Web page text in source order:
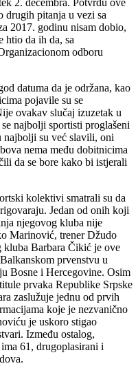
2. decembra. Potvrdu ove
drugih pitanja u vezi sa
2017. godinu nisam dobio,
htio da ih da, sa
odboru
datuma da je održana, kao
pojavile su se
ovakav slučaj izuzetak u
najbolji sportisti proglašeni
najbolji su već slavili, oni
nema među dobitnicima
da se bore kako bi istjerali
kolektivi smatrali su da
Jedan od onih koji
njegovog kluba nije
Marinović, trener Džudo
kluba Barbara Čikić je ove
prvenstvu u
Bosne i Hercegovine. Osim
prvaka Republike Srpske
zaslužuje jednu od prvih
koje je nezvanično
je uskoro stigao
Između ostalog,
61, drugoplasirani i